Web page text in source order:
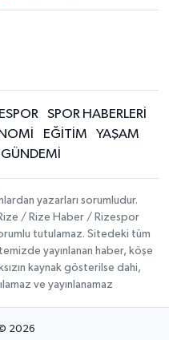
SPOR HABERLERİ
EĞİTİM
YAŞAM
yazarları sorumludur.
/ Rize Haber / Rizespor
tutulamaz. Sitedeki tüm
yayınlanan haber, köşe
kaynak gösterilse dahi,
ve yayınlanamaz
2026